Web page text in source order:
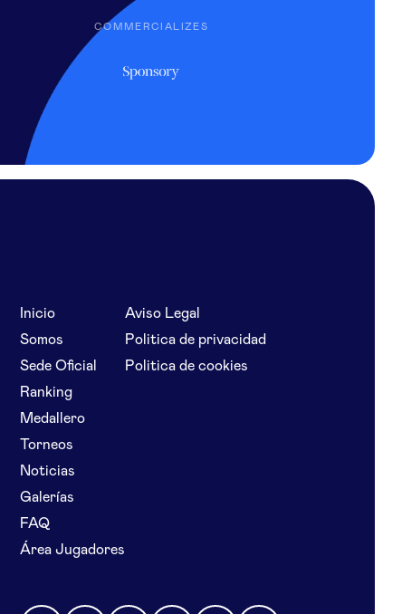
COMMERCIALIZES
Inicio
Somos
Sede Oficial
Ranking
Medallero
Torneos
Noticias
Galerías
FAQ
Área Jugadores
Aviso Legal
Politica de privacidad
Politica de cookies